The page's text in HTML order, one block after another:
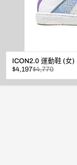
ICON2.0 運動鞋 (女)
已
折
扣
$4,197
原
價
$4,770